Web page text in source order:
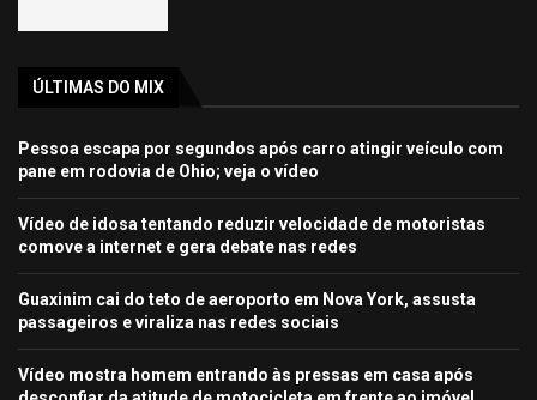
ÚLTIMAS DO MIX
Pessoa escapa por segundos após carro atingir veículo com
pane em rodovia de Ohio; veja o vídeo
Vídeo de idosa tentando reduzir velocidade de motoristas
comove a internet e gera debate nas redes
Guaxinim cai do teto de aeroporto em Nova York, assusta
passageiros e viraliza nas redes sociais
Vídeo mostra homem entrando às pressas em casa após